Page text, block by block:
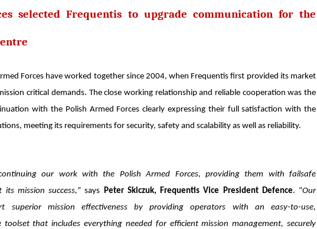
selected Frequentis to upgrade communication for the
Forces have worked together since 2004, when Frequentis first provided its market
critical demands. The close working relationship and reliable cooperation was the
with the Polish Armed Forces clearly expressing their full satisfaction with the
meeting its requirements for security, safety and scalability as well as reliability.
our work with the Polish Armed Forces, providing them with failsafe
mission success,” says Peter Skiczuk, Frequentis Vice President Defence. “Our
superior mission effectiveness by providing operators with an easy-to-use,
toolset that includes everything needed for efficient mission management, securely